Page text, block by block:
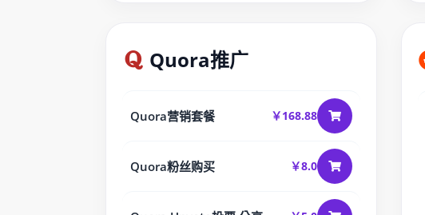
Quora推广
Quora营销套餐 ￥168.88
Quora粉丝购买 ￥8.0